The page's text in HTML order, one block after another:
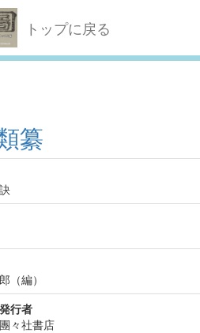
トップに戻る
纂
（編）
行者
々社書店